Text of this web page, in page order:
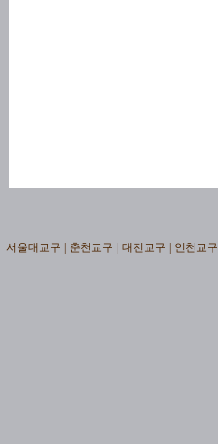
서울대교구 춘천교구 대전교구 인천교구